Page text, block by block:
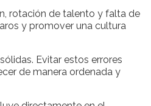
rotación de talento y falta de
y promover una cultura
Evitar estos errores
de manera ordenada y